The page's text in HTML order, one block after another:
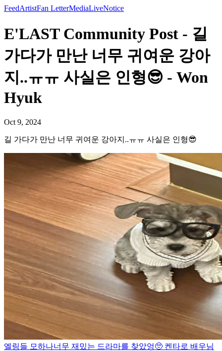
FeedArtistFan LetterMediaLiveNotice
E'LAST Community Post - 길
가다가 만난 너무 귀여운 강아
지..ㅠㅠ 사실은 인형😎 - Won
Hyuk
Oct 9, 2024
길 가다가 만난 너무 귀여운 강아지..ㅠㅠ 사실은 인형😎
엘링들 모하나너무 재밌는 드라마를 찾았엉🥺 켄타로 배우님